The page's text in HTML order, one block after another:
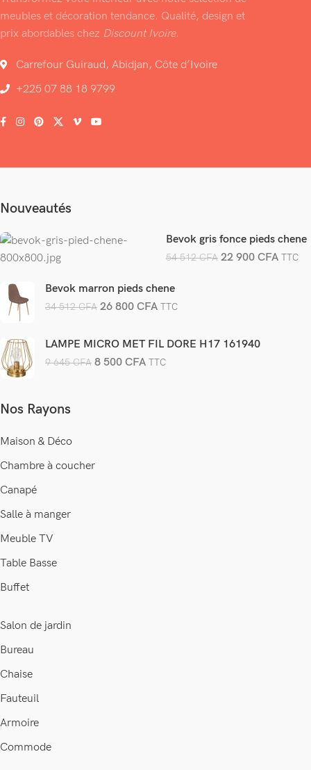
meubles et décoration tendance. Qualité, design et
prix abordables chez Discount Ivoire.
Carrefour Guiraud, Abidjan, Côte d’Ivoire
+225 07 88 18 9799
Nouveautés
Bevok gris fonce pieds chene
54 512CFA 22 900 CFA TTC
Bevok marron pieds chene
34 512CFA 26 800CFA TTC
LAMPE MICRO MET FIL DORE H17 161940
9 645CFA 8 500CFA TTC
Nos Rayons
Maison & Déco
Chambre à coucher
Canapé
Salle à manger
Meuble TV
Table Basse
Buffet
Salon de jardin
Bureau
Chaise
Fauteuil
Armoire
Commode